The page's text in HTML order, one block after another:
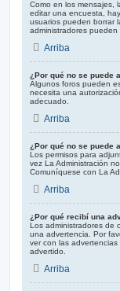
Como en los mensajes,
editar una encuesta,
usuarios pueden borrar
administradores
Arriba
¿Por qué no se puede
Algunos foros pueden
necesita una
adecuado.
Arriba
¿Por qué no se puede
Los permisos para
vez La Administración
Comuníquese con La
Arriba
¿Por qué recibí una
Los administradores de
una advertencia. Por
ver con las
advertido.
Arriba